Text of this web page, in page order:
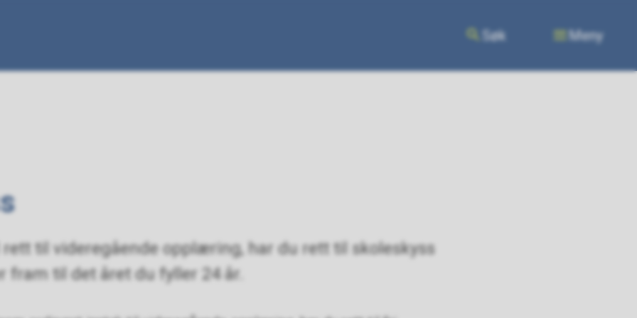
Søk Meny
rett til videregående opplæring, har du rett til skoleskyss
fram til det året du fyller 24 år.